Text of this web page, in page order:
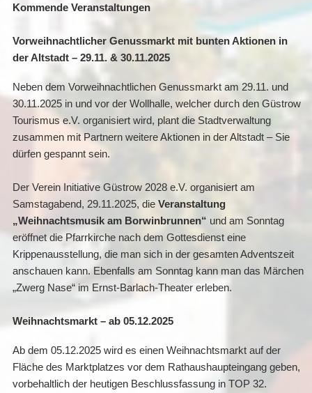
Kommende Veranstaltungen
Vorweihnachtlicher Genussmarkt mit bunten Aktionen in
der Altstadt – 29.11. & 30.11.2025
Neben dem Vorweihnachtlichen Genussmarkt am 29.11. und
30.11.2025 in und vor der Wollhalle, welcher durch den Güstrow
Tourismus e.V. organisiert wird, plant die Stadtverwaltung
zusammen mit Partnern weitere Aktionen in der Altstadt – Sie
dürfen gespannt sein.
Der Verein Initiative Güstrow 2028 e.V. organisiert am
Samstagabend, 29.11.2025, die Veranstaltung
„Weihnachtsmusik am Borwinbrunnen“ und am Sonntag
eröffnet die Pfarrkirche nach dem Gottesdienst eine
Krippenausstellung, die man sich in der gesamten Adventszeit
anschauen kann. Ebenfalls am Sonntag kann man das Märchen
„Zwerg Nase“ im Ernst-Barlach-Theater erleben.
Weihnachtsmarkt – ab 05.12.2025
Ab dem 05.12.2025 wird es einen Weihnachtsmarkt auf der
Fläche des Marktplatzes vor dem Rathaushaupteingang geben,
vorbehaltlich der heutigen Beschlussfassung in TOP 32.